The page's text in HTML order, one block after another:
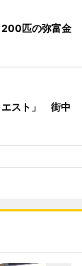
匹の弥富金
エスト」 街中